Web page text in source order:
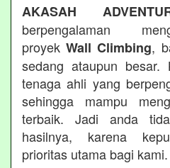
AKASAH
berpengalaman
proyekWall Climbing,
sedang ataupun besar.
tenaga ahli yang
sehingga mampu
terbaik. Jadi anda
hasilnya, karena
prioritas utama bagi kami.